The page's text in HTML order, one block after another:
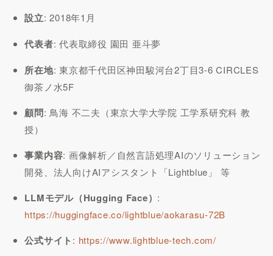
設立: 2018年1月
代表者: 代表取締役 園田 亜斗夢
所在地: 東京都千代田区神田駿河台2丁目3-6 CIRCLES
御茶ノ水5F
顧問: 鳥海 不二夫（東京大学大学院 工学系研究科 教
授）
事業内容: 画像解析／自然言語処理AIのソリューション
開発、法人向けAIアシスタント「Lightblue」 等
LLMモデル（Hugging Face） :
https://huggingface.co/lightblue/aokarasu-72B
公式サイト : https://www.lightblue-tech.com/